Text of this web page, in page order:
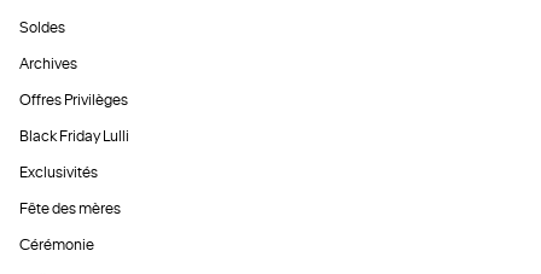
Soldes
Archives
Offres Privilèges
Black Friday Lulli
Exclusivités
Fête des mères
Cérémonie